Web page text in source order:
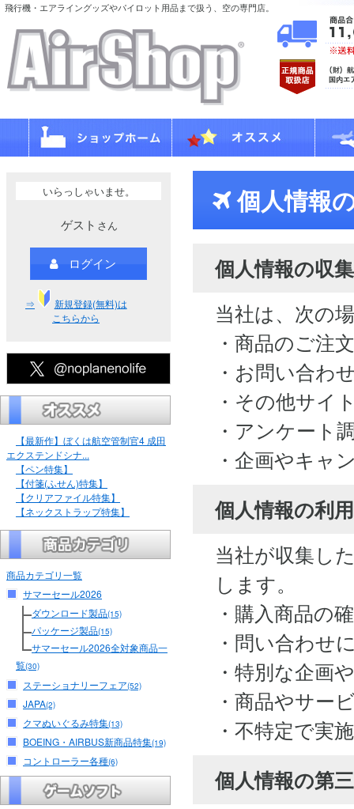
飛行機・エアライングッズやパイロット用品まで扱う、空の専門店。
いらっしゃいませ。
ゲスト さん
ログイン
⇒
新規登録(無料)は
こちらから
【最新作】ぼくは航空管制官4 成田
エクステンドシナ...
【ペン特集】
【付箋(ふせん)特集】
【クリアファイル特集】
【ネックストラップ特集】
商品カテゴリ一覧
サマーセール2026
ダウンロード製品(15)
パッケージ製品(15)
サマーセール2026全対象商品一
覧(30)
ステーショナリーフェア(52)
JAPA(2)
クマぬいぐるみ特集(13)
BOEING・AIRBUS新商品特集(19)
コントローラー各種(6)
個人情報
個人情報の収集
当社は、次の
・商品のご注
・お問い合わ
・その他サイ
・アンケート
・企画やキャ
個人情報の利
当社が収集し
します。
・購入商品の
・問い合わせ
・特別な企画
・商品やサー
・不特定で実
個人情報の第